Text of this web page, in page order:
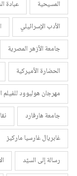
المسيحية
عبادة
الأدب الإسرائيلي
جامعة الأزهر المصرية
الحضارة الأميركية
مهرجان هوليوود للفيلم
جامعة هارفارد
غابريال غارسيا ماركيز
رسالة إلى السيّد